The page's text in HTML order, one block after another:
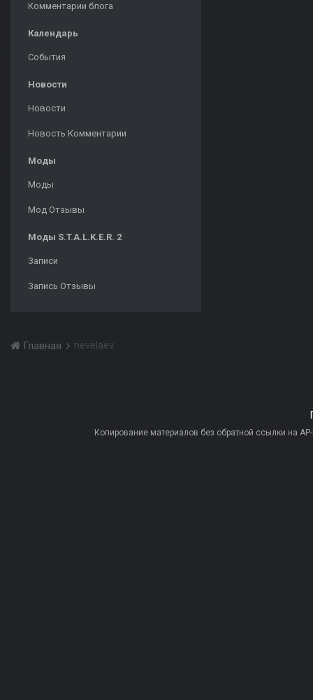
Комментарии блога
Календарь
События
Новости
Новости
Новость Комментарии
Моды
Моды
Мод Отзывы
Моды S.T.A.L.K.E.R. 2
Записи
Запись Отзывы
Главная nevelaev
Копирование материалов без обратной ссылки на